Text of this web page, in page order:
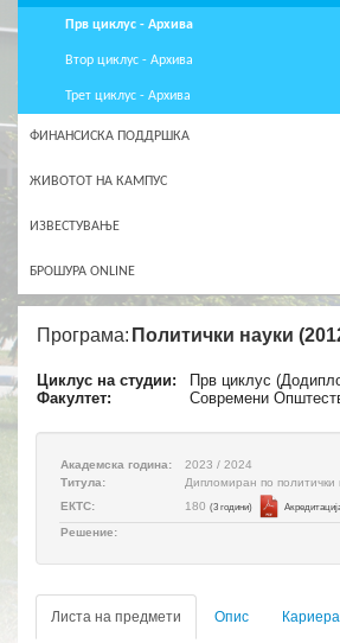
Прв циклус - Архива
Втор циклус - Архива
Трет циклус - Архива
ФИНАНСИСКА ПОДДРШКА
ЖИВОТОТ НА КАМПУС
ИЗВЕСТУВАЊЕ
БРОШУРА ONLINE
Програма: Политички науки
Циклус на студии:
Прв циклус
Факултет:
Современи
Академска година:
2023 / 2024
Титула:
Дипломиран по политички
ЕКТС:
180 (3 години)
Решение:
Листа на предмети Опис Кариера